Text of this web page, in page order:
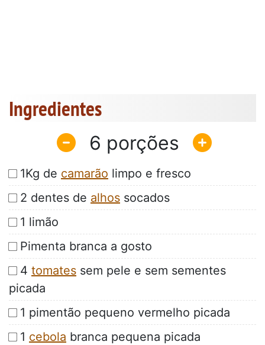
Ingredientes
6
1Kg de camarão limpo e fresco
2 dentes de alhos socados
1 limão
Pimenta branca a gosto
4 tomates sem pele e sem sementes
picada
1 pimentão pequeno vermelho picada
1 cebola branca pequena picada